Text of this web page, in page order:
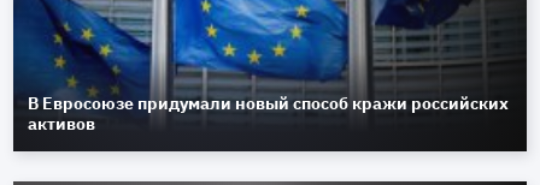
В Евросоюзе придумали новый способ кражи российских
активов